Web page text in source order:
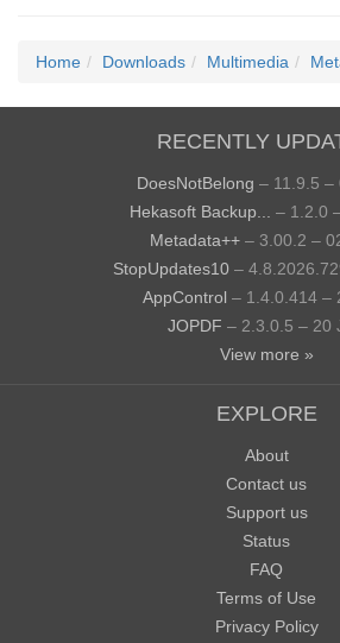
Home Downloads Multimedia
RECENTLY
DoesNotBelong – 11.9.5 –
Hekasoft Backup...
– 1.2.0
Metadata++ – 3.00.2 –
StopUpdates10–
AppControl – 1.4.0.414 –
JOPDF – 2.3.0.5 – 20
View more »
EXPLORE
About
Contact us
Support us
Status
FAQ
Terms of Use
Privacy Policy